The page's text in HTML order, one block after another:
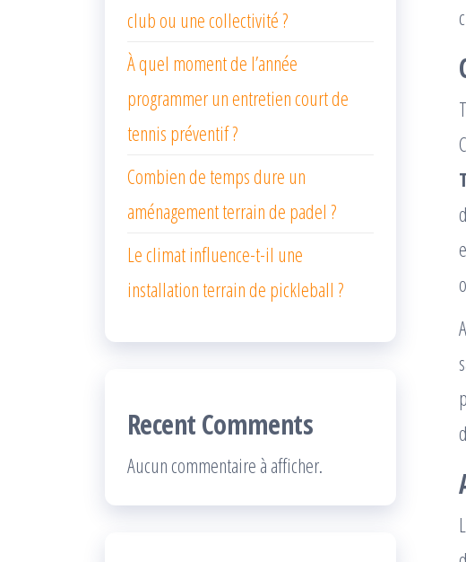
club ou une collectivité ?
À quel moment de l’année
programmer un entretien court de
tennis préventif ?
Combien de temps dure un
aménagement terrain de padel ?
Le climat influence-t-il une
installation terrain de pickleball ?
Recent Comments
Aucun commentaire à afficher.